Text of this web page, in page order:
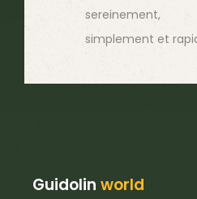
sereinement,
simplement et
Guidolinworld